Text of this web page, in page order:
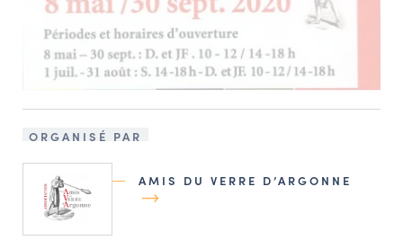
ORGANISÉ PAR
AMIS DU VERRE D’ARGONNE